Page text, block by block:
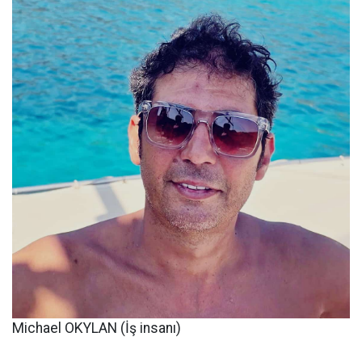
Michael OKYLAN (İş insanı)